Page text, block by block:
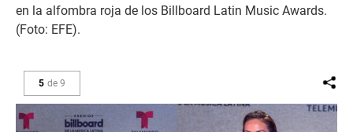
en la alfombra roja de los Billboard Latin Music Awards.
(Foto: EFE).
5 de 9